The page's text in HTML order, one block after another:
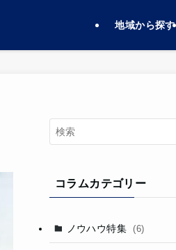
地域から探す
コラムカテゴリー
ノウハウ特集 (6)